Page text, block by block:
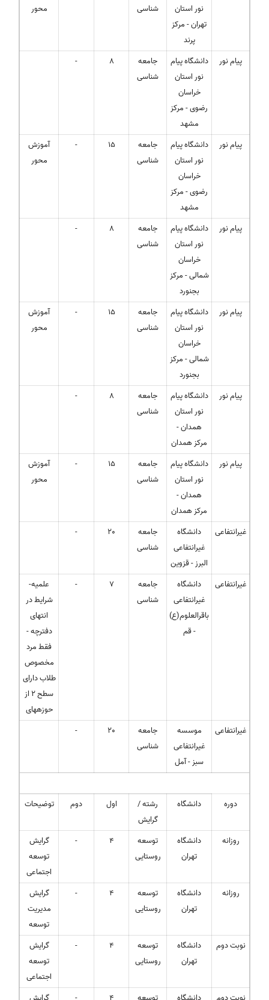
نور استان
تهران - مرکز
پرند
شناسی
محور
پیام نور
دانشگاه پیام
نور استان
خراسان
رضوی - مرکز
مشهد
جامعه
شناسی
8
-
پیام نور
دانشگاه پیام
نور استان
خراسان
رضوی - مرکز
مشهد
جامعه
شناسی
15
-
آموزش
محور
پیام نور
دانشگاه پیام
نور استان
خراسان
شمالی - مرکز
بجنورد
جامعه
شناسی
8
-
پیام نور
دانشگاه پیام
نور استان
خراسان
شمالی - مرکز
بجنورد
جامعه
شناسی
15
-
آموزش
محور
پیام نور
دانشگاه پیام
نور استان
همدان -
مرکز همدان
جامعه
شناسی
8
-
پیام نور
دانشگاه پیام
نور استان
همدان -
مرکز همدان
جامعه
شناسی
15
-
آموزش
محور
غیرانتفاعی
دانشگاه
غیرانتفاعی
البرز - قزوین
جامعه
شناسی
20
-
غیرانتفاعی
دانشگاه
غیرانتفاعی
باقرالعلوم(ع)
- قم
جامعه
شناسی
7
-
علمیه-
شرایط در
انتهای
دفترچه -
فقط مرد
مخصوص
طلاب دارای
سطح 2 از
حوزههای
غیرانتفاعی
موسسه
غیرانتفاعی
سبز - آمل
جامعه
شناسی
20
-
دوره دانشگاه
رشته /
گرایش
اول دوم توضیحات
روزانه
دانشگاه
تهران
توسعه
روستایی
4
-
گرایش
توسعه
اجتماعی
روزانه
دانشگاه
تهران
توسعه
روستایی
4
-
گرایش
مدیریت
توسعه
نوبت دوم
دانشگاه
تهران
توسعه
روستایی
4
-
گرایش
توسعه
اجتماعی